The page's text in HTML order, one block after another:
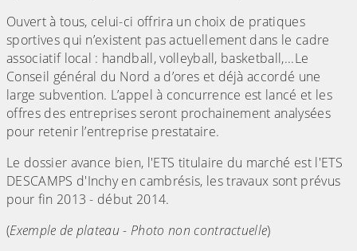
Ouvert à tous, celui-ci offrira un choix de pratiques
sportives qui n’existent pas actuellement dans le cadre
associatif local : handball, volleyball, basketball,...Le
Conseil général du Nord a d’ores et déjà accordé une
large subvention. L’appel à concurrence est lancé et les
offres des entreprises seront prochainement analysées
pour retenir l’entreprise prestataire.
Le dossier avance bien, l'ETS titulaire du marché est l'ETS
DESCAMPS d'Inchy en cambrésis, les travaux sont prévus
pour fin 2013 - début 2014.
(Exemple de plateau - Photo non contractuelle)